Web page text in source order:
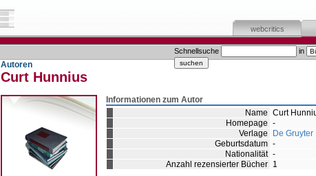
webcritics
Schnellsuche in
Autoren
Curt Hunnius
Informationen zum Autor
Name Curt
Homepage -
Verlage
De Gruyter
Geburtsdatum -
Nationalität -
Anzahl rezensierter Bücher 1